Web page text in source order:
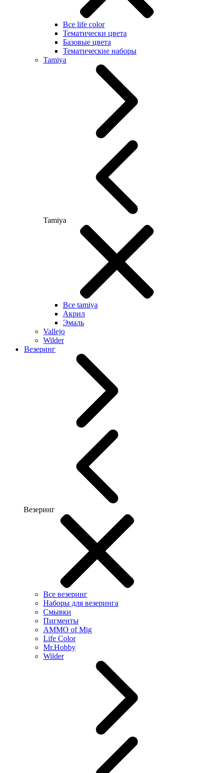
Все life color
Тематически цвета
Базовые цвета
Тематические наборы
Tamiya
Tamiya
Все tamiya
Акрил
Эмаль
Vallejo
Wilder
Везеринг
Везеринг
Все везеринг
Наборы для везеринга
Смывки
Пигменты
AMMO of Mig
Life Color
Mr.Hobby
Wilder